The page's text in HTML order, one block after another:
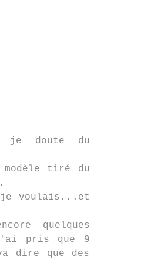
je doute du
tiré du
voulais...et
quelques
pris que 9
dire que des